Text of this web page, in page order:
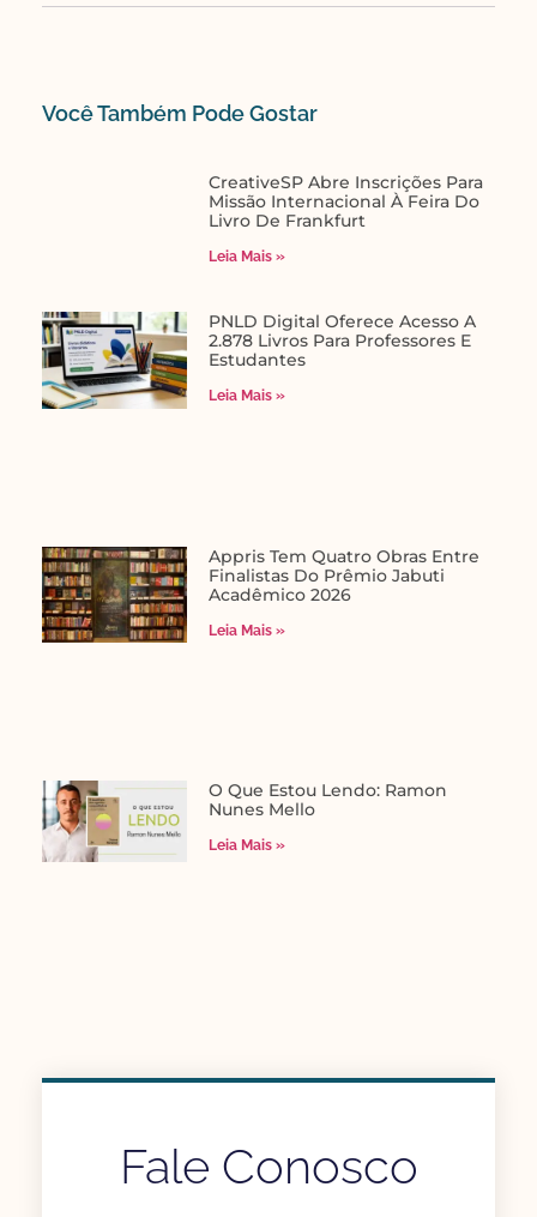
Você Também Pode Gostar​
CreativeSP Abre Inscrições Para
Missão Internacional À Feira Do
Livro De Frankfurt
Leia Mais »
PNLD Digital Oferece Acesso A
2.878 Livros Para Professores E
Estudantes
Leia Mais »
Appris Tem Quatro Obras Entre
Finalistas Do Prêmio Jabuti
Acadêmico 2026
Leia Mais »
O Que Estou Lendo: Ramon
Nunes Mello
Leia Mais »
Fale Conosco